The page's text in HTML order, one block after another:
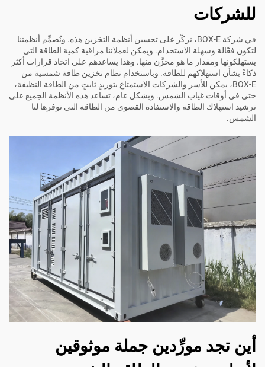
للشركات
في شركة BOX-E، نركّز على تحسين أنظمة التخزين هذه. ونُصمِّم أنظمتنا
لتكون فعّالة وسهلة الاستخدام. ويمكن لعملائنا مراقبة كمية الطاقة التي
يستهلكونها ومقدار ما هو مخزَّن منها. وهذا يساعدهم على اتخاذ قرارات أكثر
ذكاءً بشأن استهلاكهم للطاقة. وباستخدام نظام تخزين طاقة شمسية من
BOX-E، يمكن للأسر والشركات الاستمتاع بتوريدٍ ثابتٍ من الطاقة النظيفة،
حتى في أوقات غياب الشمس. وبشكل عام، تساعد هذه الأنظمة الجميع على
ترشيد استهلاك الطاقة والاستفادة القصوى من الطاقة التي توفرها لنا
الشمس.
أين تجد مورِّدين جملة موثوقين